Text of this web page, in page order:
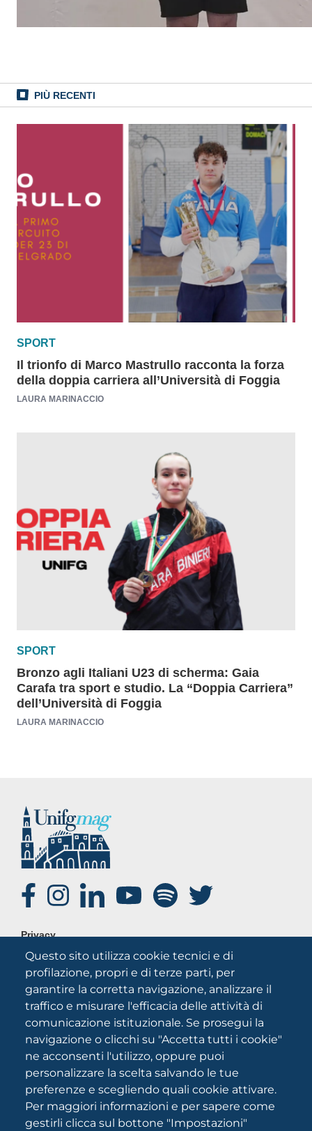
PIÙ RECENTI
SPORT
Il trionfo di Marco Mastrullo racconta la forza
della doppia carriera all’Università di Foggia
LAURA MARINACCIO
SPORT
Bronzo agli Italiani U23 di scherma: Gaia
Carafa tra sport e studio. La “Doppia Carriera”
dell’Università di Foggia
LAURA MARINACCIO
Questo sito utilizza cookie tecnici e di
profilazione, propri e di terze parti, per
garantire la corretta navigazione, analizzare il
traffico e misurare l'efficacia delle attività di
comunicazione istituzionale. Se prosegui la
navigazione o clicchi su "Accetta tutti i cookie"
ne acconsenti l'utilizzo, oppure puoi
personalizzare la scelta salvando le tue
preferenze e scegliendo quali cookie attivare.
Per maggiori informazioni e per sapere come
gestirli clicca sul bottone "Impostazioni"
SOCIAL
FOOTER
Privacy
Note legali
Credits
Chi siamo
Università degli Studi di Foggia
Via A.Gramsci 89/91 CF: 94045260711 Partita IVA: